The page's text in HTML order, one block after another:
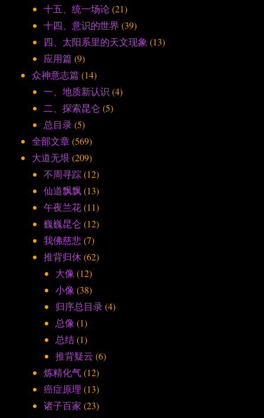
十五、统一场论(21)
十四、意识的世界 (39)
四、太阳系里的天文现象 (13)
应用篇 (9)
众神意志篇 (14)
一、地质新认识 (4)
二、探索昆仑 (5)
总目录(5)
全部文章(569)
大道无垠 (209)
不周寻踪(12)
仙道飘飘(13)
午夜兰花(11)
巍巍昆仑 (12)
我佛慈悲 (7)
推背归休(62)
大像 (12)
小像 (38)
归序总目录(4)
总像 (1)
总结(1)
推背疑云 (6)
炼精化气(12)
癌症原理 (13)
诸子百家 (23)